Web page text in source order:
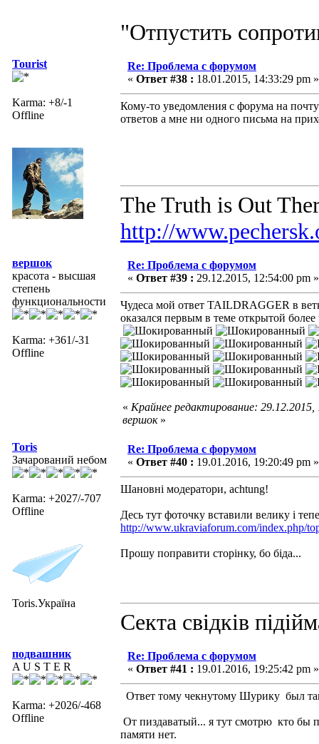
"Отпустить
Tourist
Karma: +8/-1
Offline
Re: Проблема с форумом
« Ответ #38 : 18.01.2015, 14:33:29 pm »
Кому-то уведомления с форума на
ответов а мне ни одного письма на
The Truth is Out
http://
вершок
красота - высшая
степень
функциональности
Karma: +361/-31
Offline
Re: Проблема с форумом
« Ответ #39 : 29.12.2015, 12:54:00 pm »
Чудеса мой ответ TAILDRAGGER в
оказался первым в теме открытой
« Крайнее редактирование:
вершок»
Toris
Зачарований небом
Karma: +2027/-707
Offline
Toris.Україна
Re: Проблема с форумом
« Ответ #40 : 19.01.2016, 19:20:49 pm »
Шановні модератори, achtung!
Десь тут фоточку вставили велику і
http://www.ukraviaforum.com/index.php/
Прошу поправити сторінку, бо біда...
Секта свідків
подвашник
A U S T E R
Karma: +2026/-468
Offline
Re: Проблема с форумом
« Ответ #41 : 19.01.2016, 19:25:42 pm »
Ответ тому чекнутому Шурику был
От пиздаватый... я тут смотрю кто бы
памяти нет.